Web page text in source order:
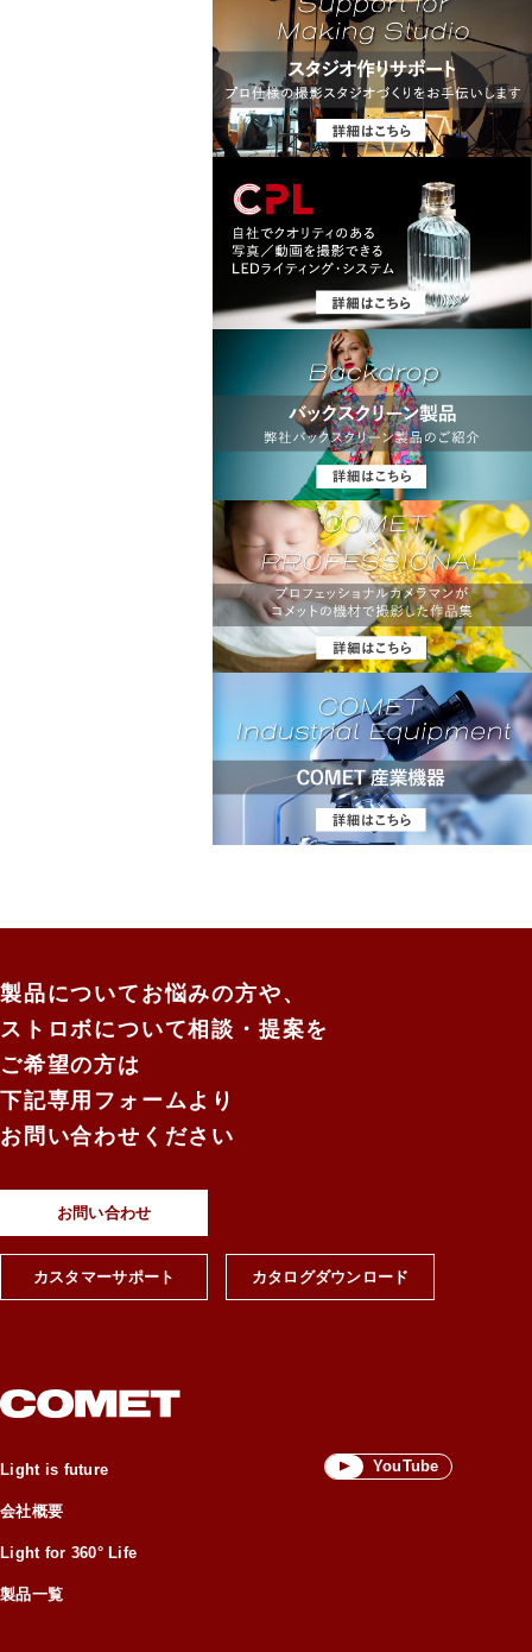
製品についてお悩みの方や、
ストロボについて相談・提案を
ご希望の方は
下記専用フォームより
お問い合わせください
お問い合わせ
カスタマーサポート カタログダウンロード
Light is future
会社概要
Light for 360° Life
製品一覧
YouTube